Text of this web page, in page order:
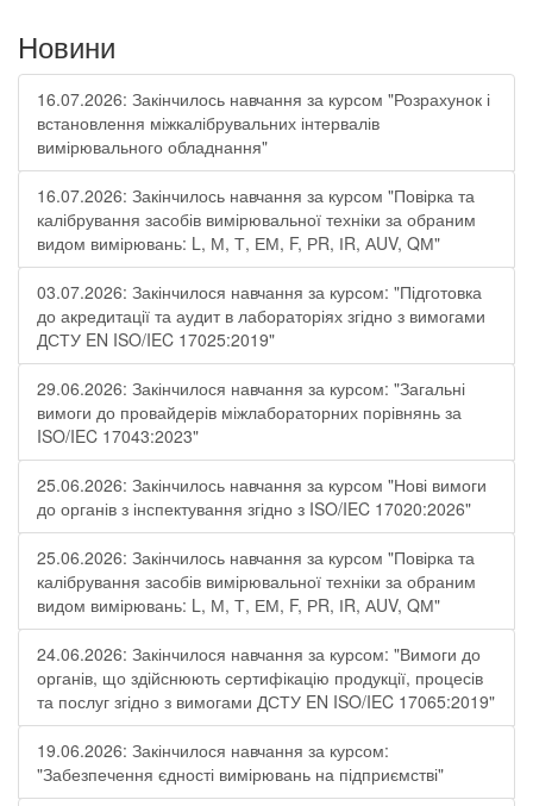
Новини
16.07.2026: Закінчилось навчання за курсом "Розрахунок і
встановлення міжкалібрувальних інтервалів
вимірювального обладнання"
16.07.2026: Закінчилось навчання за курсом "Повірка та
калібрування засобів вимірювальної техніки за обраним
видом вимірювань: L, М, Т, ЕМ, F, РR, ІR, АUV, QМ"
03.07.2026: Закінчилося навчання за курсом: "Підготовка
до акредитації та аудит в лабораторіях згідно з вимогами
ДСТУ EN ISO/IEC 17025:2019"
29.06.2026: Закінчилося навчання за курсом: "Загальні
вимоги до провайдерів міжлабораторних порівнянь за
ISO/IEC 17043:2023"
25.06.2026: Закінчилось навчання за курсом "Нові вимоги
до органів з інспектування згідно з ISO/IEC 17020:2026"
25.06.2026: Закінчилось навчання за курсом "Повірка та
калібрування засобів вимірювальної техніки за обраним
видом вимірювань: L, М, Т, ЕМ, F, РR, ІR, АUV, QМ"
24.06.2026: Закінчилося навчання за курсом: "Вимоги до
органів, що здійснюють сертифікацію продукції, процесів
та послуг згідно з вимогами ДСТУ EN ISO/IEC 17065:2019"
19.06.2026: Закінчилося навчання за курсом:
"Забезпечення єдності вимірювань на підприємстві"